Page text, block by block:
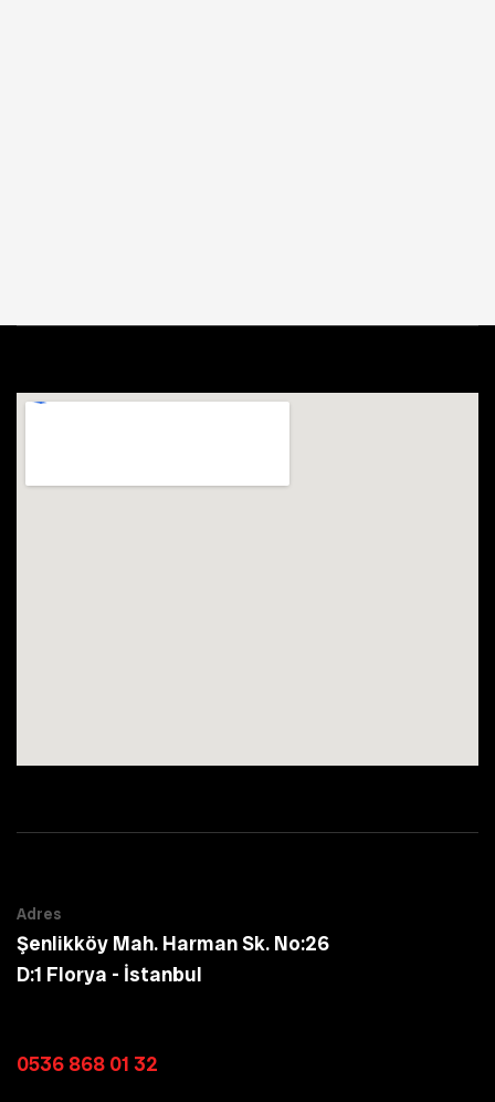
Adres
Şenlikköy Mah. Harman Sk. No:26
D:1 Florya - İstanbul
0536 868 01 32